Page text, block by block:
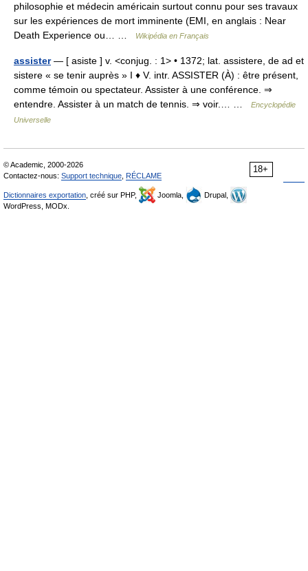
philosophie et médecin américain surtout connu pour ses travaux
sur les expériences de mort imminente (EMI, en anglais : Near
Death Experience ou… …
Wikipédia en Français
assister— [ asiste ] v. <conjug. : 1> • 1372; lat. assistere, de ad et
sistere « se tenir auprès » I ♦ V. intr. ASSISTER (À) : être présent,
comme témoin ou spectateur. Assister à une conférence. ⇒
entendre. Assister à un match de tennis. ⇒ voir.… …
Encyclopédie
Universelle
18+
© Academic, 2000-2026
Contactez-nous: Support technique RÉCLAME
Dictionnaires exportation , créé sur PHP, Joomla,
Drupal,
WordPress, MODx.